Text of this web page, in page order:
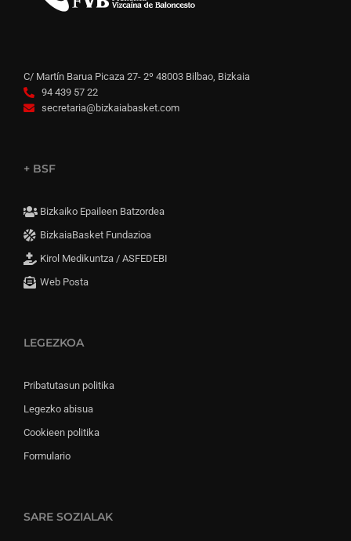
C/ Martín Barua Picaza 27- 2º 48003 Bilbao, Bizkaia
94 439 57 22
secretaria@bizkaiabasket.com
+ BSF
Bizkaiko Epaileen Batzordea
BizkaiaBasket Fundazioa
Kirol Medikuntza / ASFEDEBI
Web Posta
LEGEZKOA
Pribatutasun politika
Legezko abisua
Cookieen politika
Formulario
SARE SOZIALAK